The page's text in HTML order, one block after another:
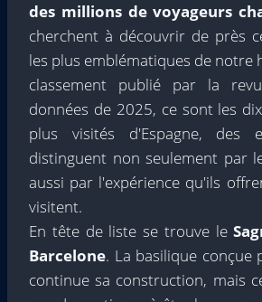
des millions de voyageurs
cherchent à découvrir de près
les plus emblématiques de notre
classement publié par la
données de 2025, ce sont les
plus visités d'Espagne, des
distinguent non seulement par
aussi par l'expérience qu'ils
visitent.
En tête de liste se trouve le
Barcelone. La basilique conçue
continue sa construction, mais